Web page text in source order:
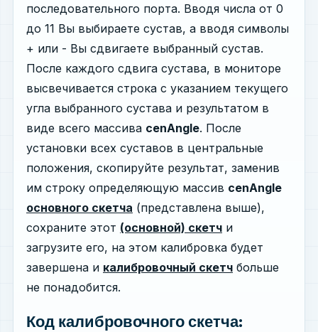
последовательного порта. Вводя числа от 0
до 11 Вы выбираете сустав, а вводя символы
+ или - Вы сдвигаете выбранный сустав.
После каждого сдвига сустава, в мониторе
высвечивается строка с указанием текущего
угла выбранного сустава и результатом в
виде всего массива cenAngle. После
установки всех суставов в центральные
положения, скопируйте результат, заменив
им строку определяющую массив cenAngle
основного скетча (представлена выше),
сохраните этот (основной) скетч и
загрузите его, на этом калибровка будет
завершена и калибровочный скетч больше
не понадобится.
Код калибровочного скетча: